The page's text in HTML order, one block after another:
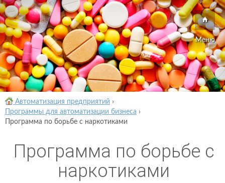
Меню
Автоматизация предприятий ›
Программы для автоматизации бизнеса ›
Программа по борьбе с наркотиками
Программа по борьбе с
наркотиками